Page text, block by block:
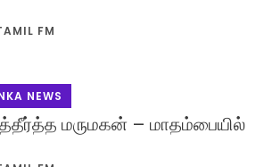
FM
NEWS
மருமகன் – மாதம்பையில்